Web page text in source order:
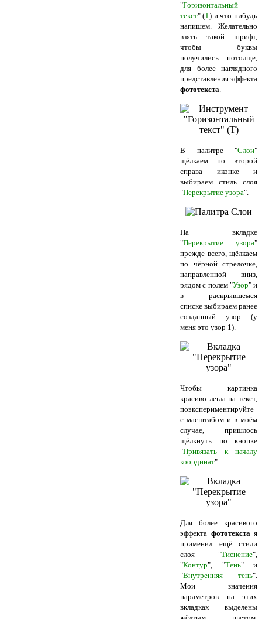
"Горизонтальный
текст" (Т) и что-нибудь
напишем. Желательно
взять такой шрифт,
чтобы буквы
получились потолще,
для более наглядного
представления эффекта
фототекста.
В палитре "Слои"
щёлкаем по второй
справа иконке и
выбираем стиль слоя
"Перекрытие узора".
На вкладке
"Перекрытие узора"
прежде всего, щёлкаем
по чёрной стрелочке,
направленной вниз,
рядом с полем "Узор" и
в раскрывшемся
списке выбираем ранее
созданный узор (у
меня это узор 1).
Чтобы картинка
красиво легла на текст,
поэкспериментируйте
с масштабом и в моём
случае, пришлось
щёлкнуть по кнопке
"Привязать к началу
координат".
Для более красивого
эффекта фототекста я
применил ещё стили
слоя "Тиснение",
"Контур", "Тень" и
"Внутренняя тень".
Мои значения
параметров на этих
вкладках выделены